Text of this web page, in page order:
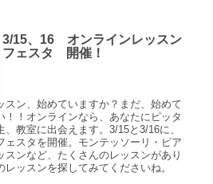
3/15、16 オンラインレッスン
フェスタ 開催！
スン、始めていますか？まだ、始めて
！！オンラインなら、あなたにピッタ
教室に出会えます。3/15と3/16に、
ェスタを開催。モンテッソーリ・ピア
スンなど、たくさんのレッスンがあり
ッスンを探してみてくださいね。